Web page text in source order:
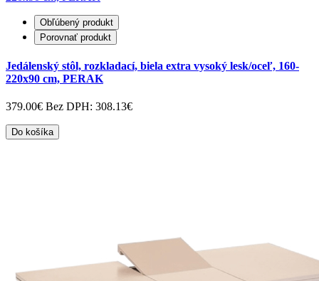
Obľúbený produkt
Porovnať produkt
Jedálenský stôl, rozkladací, biela extra vysoký lesk/oceľ, 160-
220x90 cm, PERAK
379.00€ Bez DPH: 308.13€
Do košíka